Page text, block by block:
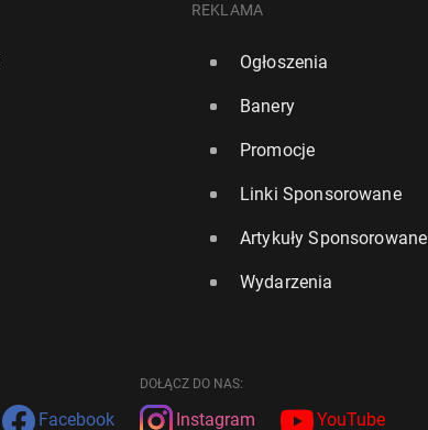
REKLAMA
Ogłoszenia
Banery
Promocje
Linki Sponsorowane
Artykuły Sponsorowane
Wydarzenia
DOŁĄCZ DO NAS:
Facebook Instagram YouTube